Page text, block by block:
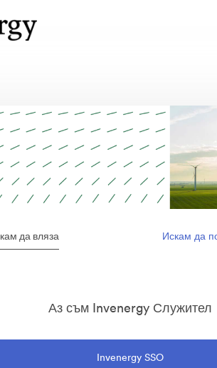
да вляза Искам да
Аз съм Invenergy Служител
Invenergy SSO